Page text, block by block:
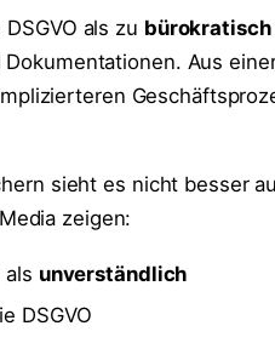
als zu bürokratisch
Aus
sieht es nicht besser
zeigen:
als unverständlich
DSGVO